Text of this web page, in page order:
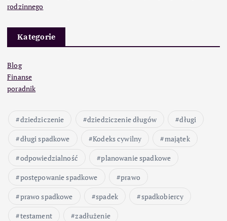
rodzinnego
Kategorie
Blog
Finanse
poradnik
dziedziczenie dziedziczenie długów
długi
długi spadkowe
Kodeks cywilny
majątek
odpowiedzialność
planowanie spadkowe
postępowanie spadkowe
prawo
prawo spadkowe
spadek
spadkobiercy
testament
zadłużenie